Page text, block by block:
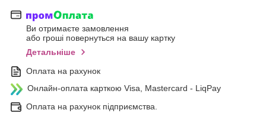
Ви отримаєте замовлення
або гроші повернуться на вашу картку
Детальніше
Оплата на рахунок
Онлайн-оплата карткою Visa, Mastercard - LiqPay
Оплата на рахунок підприємства.